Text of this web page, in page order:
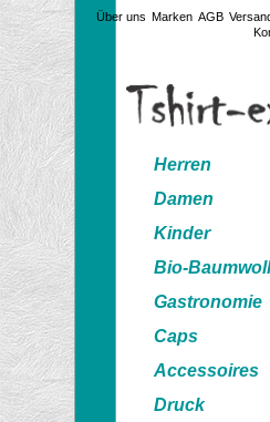
Über uns Marken AGB
Herren
Damen
Kinder
Bio-
Gastronomie
Caps
Accessoires
Druck